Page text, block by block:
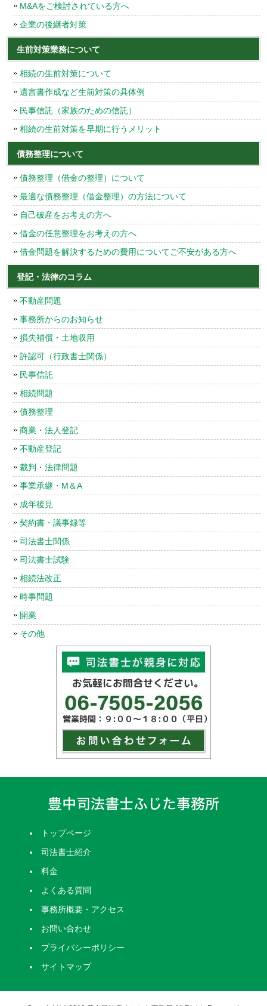
M&Aをご検討されている方へ
企業の後継者対策
生前対策業務について
相続の生前対策について
遺言書作成など生前対策の具体例
民事信託（家族のための信託）
相続の生前対策を早期に行うメリット
債務整理について
債務整理（借金の整理）について
最適な債務整理（借金整理）の方法について
自己破産をお考えの方へ
借金の任意整理をお考えの方へ
借金問題を解決するための費用についてご不安がある方へ
登記・法律のコラム
不動産問題
事務所からのお知らせ
損失補償・土地収用
許認可（行政書士関係）
民事信託
相続問題
債務整理
商業・法人登記
不動産登記
裁判・法律問題
事業承継・M＆A
成年後見
契約書・議事録等
司法書士関係
司法書士試験
相続法改正
時事問題
開業
その他
トップページ
司法書士紹介
料金
よくある質問
事務所概要・アクセス
お問い合わせ
プライバシーポリシー
サイトマップ